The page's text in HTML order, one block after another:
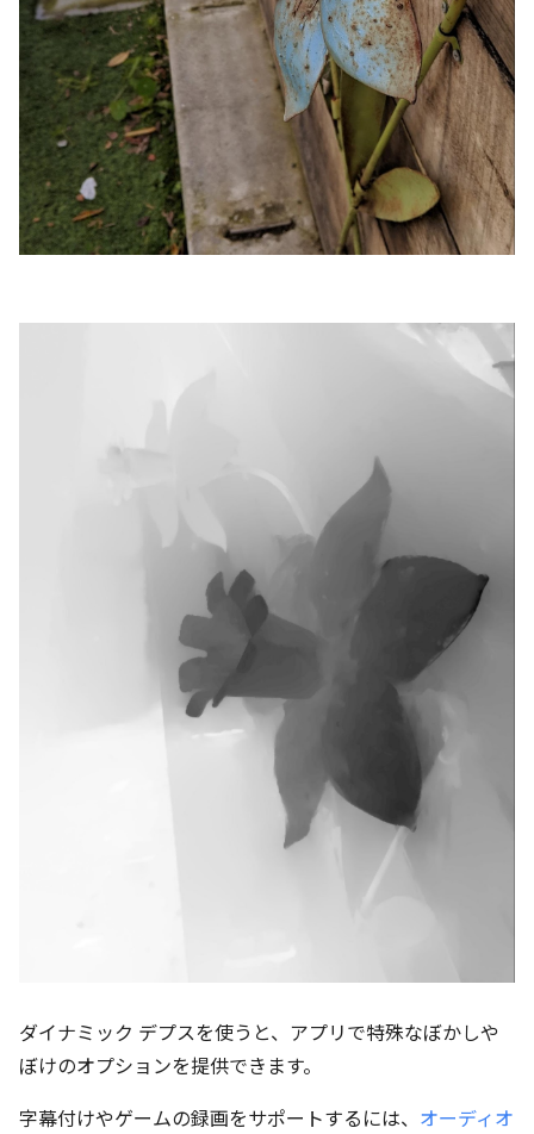
ダイナミック デプスを使うと、アプリで特殊なぼかしや
ぼけのオプションを提供できます。
字幕付けやゲームの録画をサポートするには、 オーディオ